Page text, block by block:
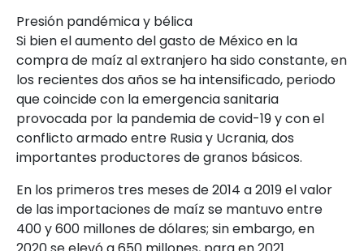
Presión pandémica y bélica
Si bien el aumento del gasto de México en la
compra de maíz al extranjero ha sido constante, en
los recientes dos años se ha intensificado, periodo
que coincide con la emergencia sanitaria
provocada por la pandemia de covid-19 y con el
conflicto armado entre Rusia y Ucrania, dos
importantes productores de granos básicos.
En los primeros tres meses de 2014 a 2019 el valor
de las importaciones de maíz se mantuvo entre
400 y 600 millones de dólares; sin embargo, en